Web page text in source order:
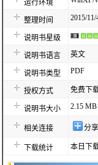
运行环境
整理时间 2015/11/
说明书星级
说明书语言 英文
说明书类型 PDF
授权方式 免费下
说明书大小 2.15 MB
相关连接 分
下载统计 本日下